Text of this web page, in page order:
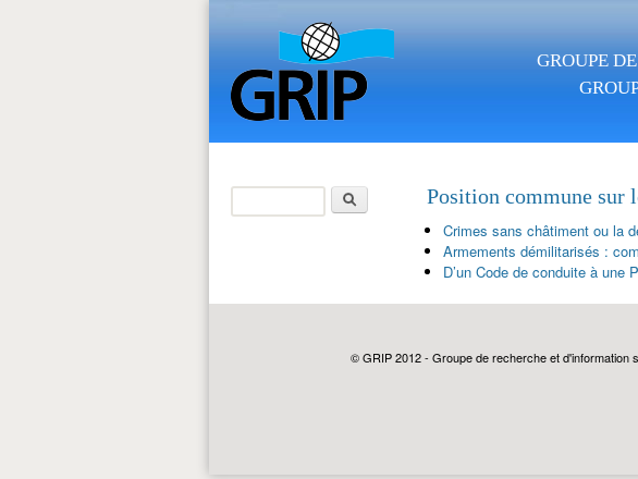
GROUPE
Position commune sur
Crimes sans châtiment ou la
Armements démilitarisés :
D’un Code de conduite à une
Formulaire de
© GRIP 2012 - Groupe de recherche et d'information